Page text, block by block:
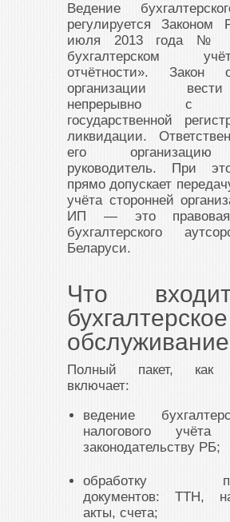
Ведение
регулируется
июля 2013 года №
бухгалтерском
отчётности». Закон
организации
непрерывно с
государственной
ликвидации.
его
руководитель. При
прямо допускает
учёта сторонней
ИП — это правовая
бухгалтерского
Беларуси.
Что
бухгалтерское
обслуживание
Полный пакет, как
включает:
ведение
налогового учёта
законодательству РБ;
обработку
документов: ТТН,
акты, счета;